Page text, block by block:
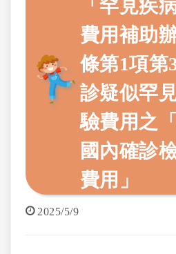
「罕見疾
費用補助
條第1項第
診疑似罕
驗費用之
國內確診
費用」
2025/5/9